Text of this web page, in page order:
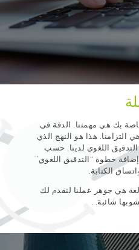
بك هي مهمتنا. الدقة في
هذا هو النهج الذي
اللغوي لدينا. حسب
خطوة “التدقيق اللغوي”
الكتابة.
هي جوهر عملنا لنقدم لك
شائبة. .